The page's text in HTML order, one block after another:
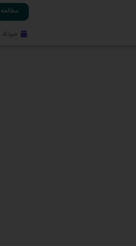
مرداد ۱۴, ۱۴۰۳